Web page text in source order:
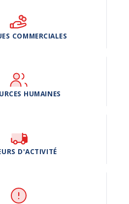
COMMERCIALES
HUMAINES
D'ACTIVITÉ